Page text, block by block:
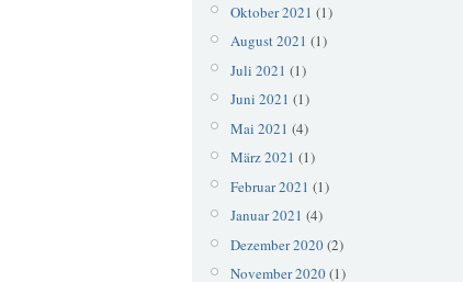
Oktober 2021 (1)
August 2021 (1)
Juli 2021 (1)
Juni 2021 (1)
Mai 2021 (4)
März 2021 (1)
Februar 2021 (1)
Januar 2021 (4)
Dezember 2020(2)
November 2020(1)